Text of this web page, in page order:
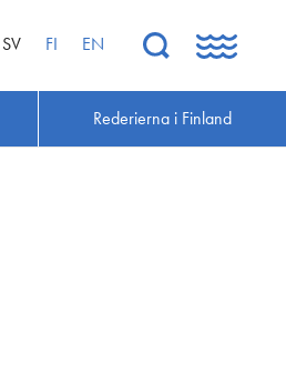
SV FI EN
Rederierna i Finland